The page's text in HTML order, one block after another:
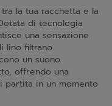
la tua racchetta e la
di tecnologia
una sensazione
lino filtrano
un suono
offrendo una
partita in un momento